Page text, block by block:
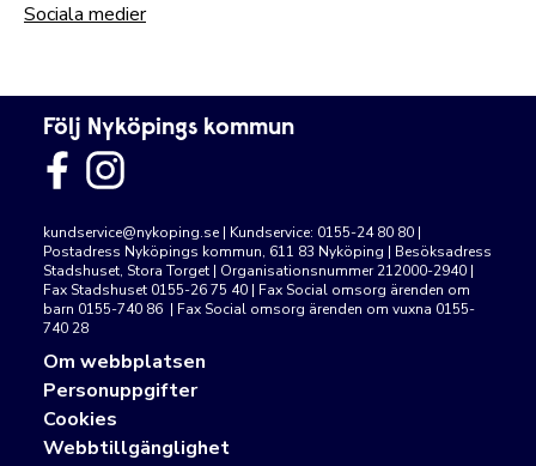
Sociala medier
Följ Nyköpings kommun
kundservice@nykoping.se | Kundservice: 0155-24 80 80 |
Postadress Nyköpings kommun, 611 83 Nyköping | Besöksadress
Stadshuset, Stora Torget | Organisationsnummer 212000-2940 |
Fax Stadshuset 0155-26 75 40 | Fax Social omsorg ärenden om
barn 0155-740 86 | Fax Social omsorg ärenden om vuxna 0155-
740 28
Om webbplatsen
Personuppgifter
Cookies
Webbtillgänglighet